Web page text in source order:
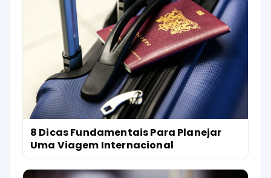
8 Dicas Fundamentais Para Planejar
Uma Viagem Internacional